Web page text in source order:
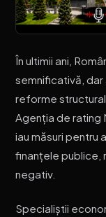
În ultimii ani,
semnificativă,
reforme
Agenția de rating
iau măsuri pentru
finanțele publice,
negativ.
Specialiștii